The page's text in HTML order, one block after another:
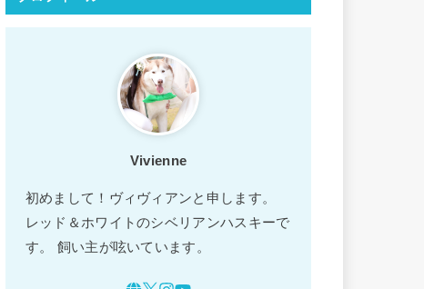
Vivienne
初めまして！ヴィヴィアンと申します。
レッド＆ホワイトのシベリアンハスキーで
す。 飼い主が呟いています。